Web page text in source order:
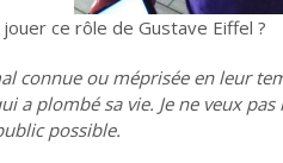
ce rôle de Gustave Eiffel ?
connue ou méprisée en leur
a plombé sa vie. Je ne veux
possible.